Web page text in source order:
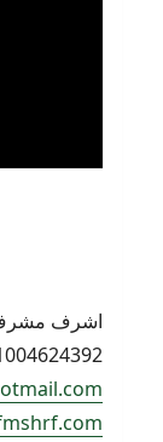
/00201224321055 /